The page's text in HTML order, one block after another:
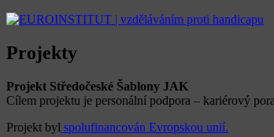
Projekty
Projekt Středočeské Šablony JAK
Cílem projektu je personální podpora – kariérový
Projekt byl spolufinancován Evropskou unií.